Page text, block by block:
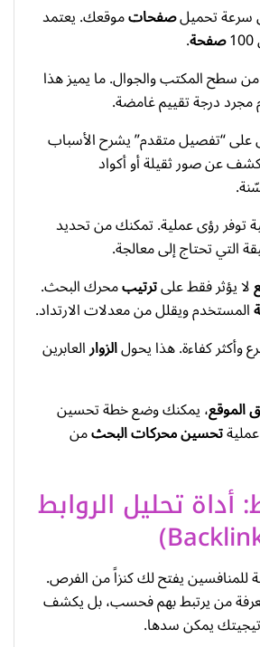
سرعة تحميلصفحاتموقعك. يعتمد
صفحة.
من سطح المكتب والجوال. ما يميز هذا
مجرد درجة تقييم غامضة.
“تفصيل متقدم” يشرح الأسباب
عن صور ثقيلة أو أكواد
توفر رؤى عملية. تمكنك من تحديد
التي تحتاج إلى معالجة.
لا يؤثر فقط علىترتيبمحرك البحث.
المستخدم ويقلل من معدلات الارتداد.
وأكثر كفاءة. هذا يحولالزوارالعابرين
الموقع، يمكنك وضع خطة تحسين
تحسين محركات البحثمن
أداة تحليل الروابط
للمنافسين يفتح لك كنزاً من الفرص.
من يرتبط بهم فحسب، بل يكشف
يمكن سدها.